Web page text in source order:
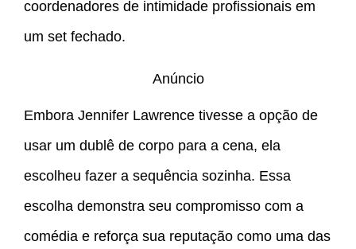
coordenadores de intimidade profissionais em
um set fechado.
Anúncio
Embora Jennifer Lawrence tivesse a opção de
usar um dublê de corpo para a cena, ela
escolheu fazer a sequência sozinha. Essa
escolha demonstra seu compromisso com a
comédia e reforça sua reputação como uma das